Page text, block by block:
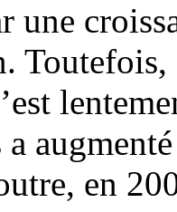
une
Toutefois,
a
en